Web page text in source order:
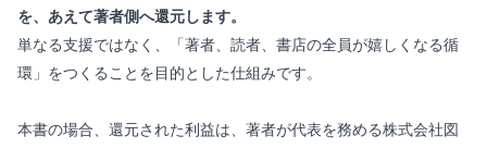
を、あえて著者側へ還元します。
単なる支援ではなく、「著者、読者、書店の全員が嬉しくなる循
環」をつくることを目的とした仕組みです。
本書の場合、還元された利益は、著者が代表を務める株式会社図